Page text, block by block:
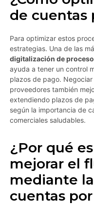
de cuentas
Para optimizar estos
estrategias. Una de las
digitalización de
ayuda a tener un control
plazos de pago.
proveedores también
extendiendo plazos de
según la importancia de
comerciales saludables.
¿Por qué
mejorar el
mediante
cuentas